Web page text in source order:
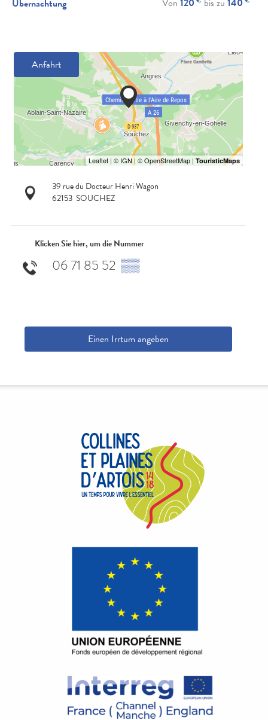
Übernachtung
Anfahrt
39 rue du Docteur Henri Wagon
62153 SOUCHEZ
Klicken Sie hier, um die Nummer
06 71 85 52 ▒▒
Einen Irrtum angeben